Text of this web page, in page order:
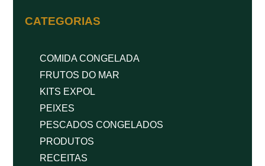
CATEGORIAS
COMIDA CONGELADA
FRUTOS DO MAR
KITS EXPOL
PEIXES
PESCADOS CONGELADOS
PRODUTOS
RECEITAS